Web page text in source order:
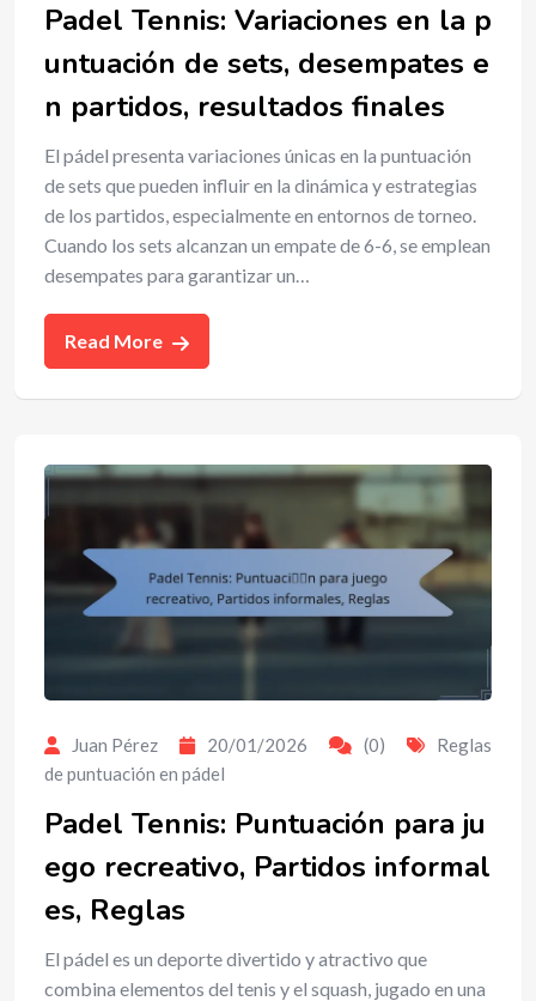
Padel Tennis: Variaciones en la p
untuación de sets, desempates e
n partidos, resultados finales
El pádel presenta variaciones únicas en la puntuación
de sets que pueden influir en la dinámica y estrategias
de los partidos, especialmente en entornos de torneo.
Cuando los sets alcanzan un empate de 6-6, se emplean
desempates para garantizar un…
Read More
Juan Pérez 20/01/2026 (0)
Reglas
de puntuación en pádel
Padel Tennis: Puntuación para ju
ego recreativo, Partidos informal
es, Reglas
El pádel es un deporte divertido y atractivo que
combina elementos del tenis y el squash, jugado en una